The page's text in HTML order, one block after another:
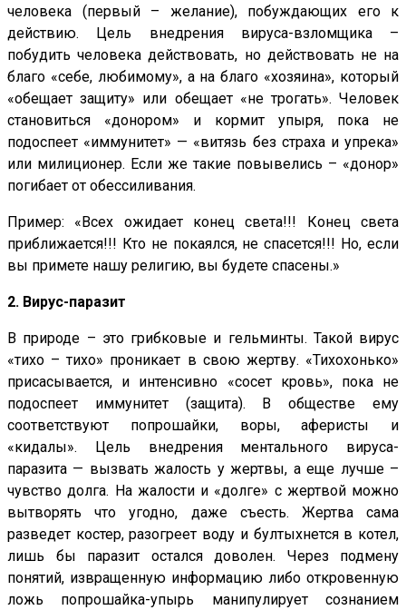
человека (первый – желание), побуждающих его к
действию. Цель внедрения вируса-взломщика –
побудить человека действовать, но действовать не на
благо «себе, любимому», а на благо «хозяина», который
«обещает защиту» или обещает «не трогать». Человек
становиться «донором» и кормит упыря, пока не
подоспеет «иммунитет» — «витязь без страха и упрека»
или милиционер. Если же такие повывелись – «донор»
погибает от обессиливания.
Пример: «Всех ожидает конец света!!! Конец света
приближается!!! Кто не покаялся, не спасется!!! Но, если
вы примете нашу религию, вы будете спасены.»
2. Вирус-паразит
В природе – это грибковые и гельминты. Такой вирус
«тихо – тихо» проникает в свою жертву. «Тихохонько»
присасывается, и интенсивно «сосет кровь», пока не
подоспеет иммунитет (защита). В обществе ему
соответствуют попрошайки, воры, аферисты и
«кидалы». Цель внедрения ментального вируса-
паразита — вызвать жалость у жертвы, а еще лучше –
чувство долга. На жалости и «долге» с жертвой можно
вытворять что угодно, даже съесть. Жертва сама
разведет костер, разогреет воду и бултыхнется в котел,
лишь бы паразит остался доволен. Через подмену
понятий, извращенную информацию либо откровенную
ложь попрошайка-упырь манипулирует сознанием